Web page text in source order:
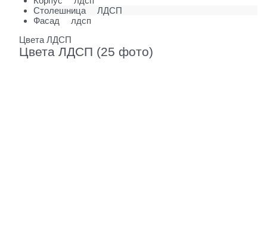
Столешница
ЛДСП
Фасад
лдсп
Цвета ЛДСП
Цвета ЛДСП (25 фото)